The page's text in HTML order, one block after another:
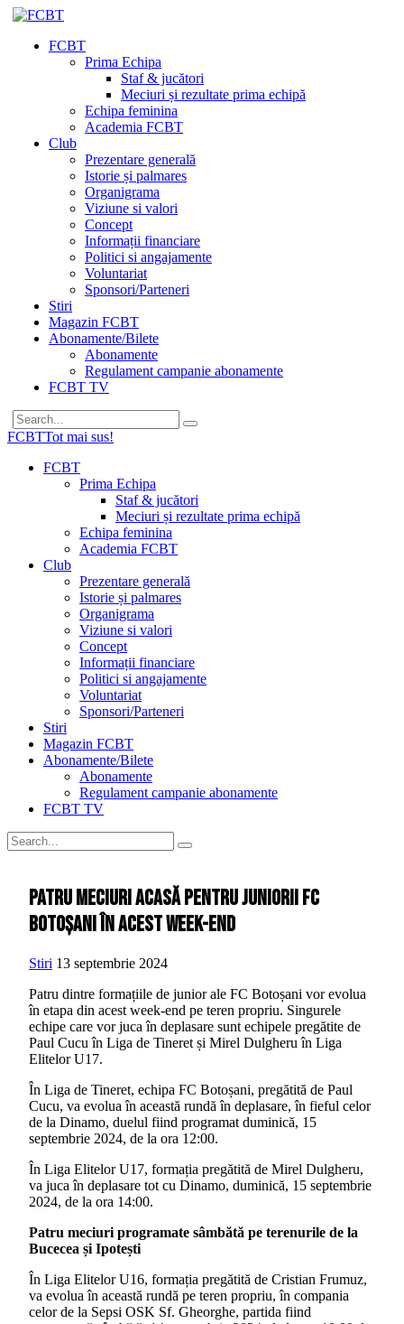
FCBT
Prima Echipa
Staf & jucători
Meciuri și rezultate prima echipă
Echipa feminina
Academia FCBT
Club
Prezentare generală
Istorie și palmares
Organigrama
Viziune si valori
Concept
Informații financiare
Politici si angajamente
Voluntariat
Sponsori/Parteneri
Stiri
Magazin FCBT
Abonamente/Bilete
Abonamente
Regulament campanie abonamente
FCBT TV
FCBTTot mai sus!
FCBT
Prima Echipa
Staf & jucători
Meciuri și rezultate prima echipă
Echipa feminina
Academia FCBT
Club
Prezentare generală
Istorie și palmares
Organigrama
Viziune si valori
Concept
Informații financiare
Politici si angajamente
Voluntariat
Sponsori/Parteneri
Stiri
Magazin FCBT
Abonamente/Bilete
Abonamente
Regulament campanie abonamente
FCBT TV
Patru meciuri acasă pentru juniorii FC
Botoșani în acest week-end
Stiri 13 septembrie 2024
Patru dintre formațiile de junior ale FC Botoșani vor evolua
în etapa din acest week-end pe teren propriu. Singurele
echipe care vor juca în deplasare sunt echipele pregătite de
Paul Cucu în Liga de Tineret și Mirel Dulgheru în Liga
Elitelor U17.
În Liga de Tineret, echipa FC Botoșani, pregătită de Paul
Cucu, va evolua în această rundă în deplasare, în fieful celor
de la Dinamo, duelul fiind programat duminică, 15
septembrie 2024, de la ora 12:00.
În Liga Elitelor U17, formația pregătită de Mirel Dulgheru,
va juca în deplasare tot cu Dinamo, duminică, 15 septembrie
2024, de la ora 14:00.
Patru meciuri programate sâmbătă pe terenurile de la
Bucecea și Ipotești
În Liga Elitelor U16, formația pregătită de Cristian Frumuz,
va evolua în această rundă pe teren propriu, în compania
celor de la Sepsi OSK Sf. Gheorghe, partida fiind